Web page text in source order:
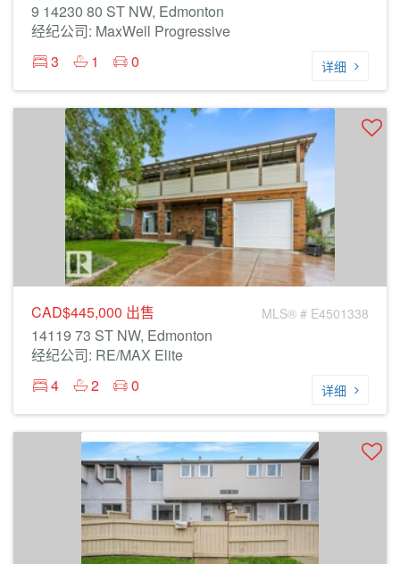
9 14230 80 ST NW, Edmonton
经纪公司: MaxWell Progressive
3
1 0 详细
CAD$445,000 出售 MLS® # E4501338
14119 73 ST NW, Edmonton
经纪公司: RE/MAX Elite
4
2 0 详细